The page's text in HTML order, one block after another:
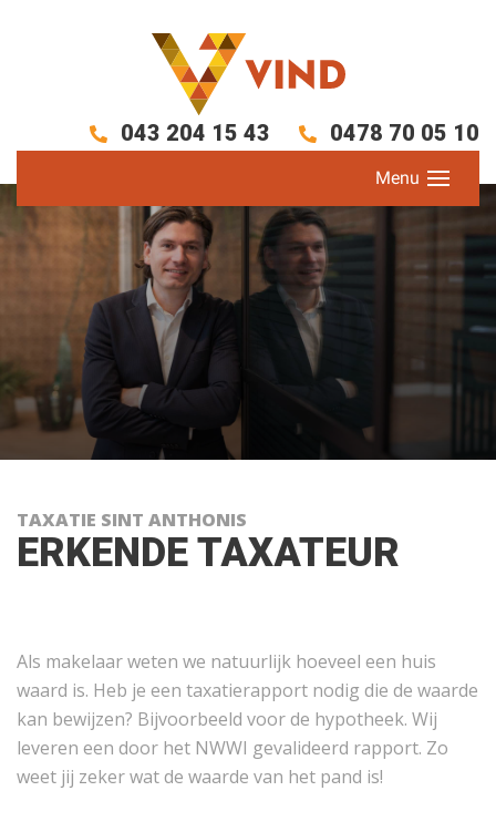
043 204 15 43 0478 70 05 10
TAXATIE SINT ANTHONIS
ERKENDE TAXATEUR
Als makelaar weten we natuurlijk hoeveel een huis
waard is. Heb je een taxatierapport nodig die de waarde
kan bewijzen? Bijvoorbeeld voor de hypotheek. Wij
leveren een door het NWWI gevalideerd rapport. Zo
weet jij zeker wat de waarde van het pand is!